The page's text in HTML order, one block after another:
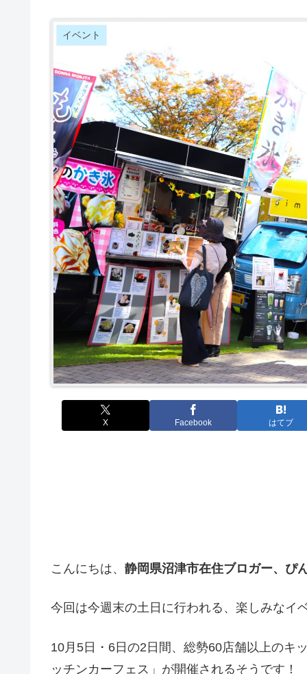
イベント
X Facebook はてブ
こんにちは、 静岡県沼津市在住ブロガー、ぴ
今回は今週末の土日に行われる、楽しみなイ
10月5日・6日の2日間、総勢60店舗以上のキ
ッチンカーフェス」が開催されるそうです！